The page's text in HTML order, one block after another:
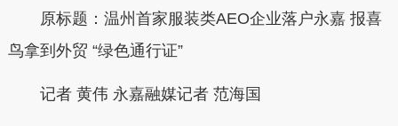
原标题：温州首家服装类AEO企业落户永嘉 报喜
鸟拿到外贸 “绿色通行证”
记者 黄伟 永嘉融媒记者 范海国